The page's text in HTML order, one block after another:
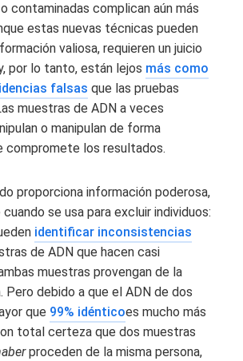
contaminadas complican aún más
estas nuevas técnicas pueden
valiosa, requieren un juicio
por lo tanto, están lejos más como
falsas que las pruebas
muestras de ADN a veces
o manipulan de forma
compromete los resultados.
proporciona información poderosa,
se usa para excluir individuos:
identificar inconsistencias
de ADN que hacen casi
muestras provengan de la
Pero debido a que el ADN de dos
que 99% idénticoes mucho más
total certeza que dos muestras
proceden de la misma persona,